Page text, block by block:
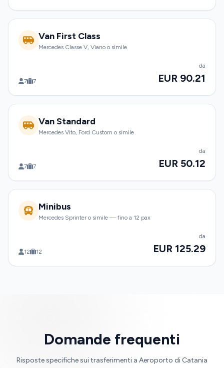
Van First Class
Mercedes Classe V, Viano o simile
7 7
da
EUR 90.21
Van Standard
Mercedes Vito, Ford Custom o simile
7 7
da
EUR 50.12
Minibus
Mercedes Sprinter o simile — fino a 12 pax
12 12
da
EUR 125.29
Domande frequenti
Risposte specifiche sui trasferimenti a Aeroporto di Catania